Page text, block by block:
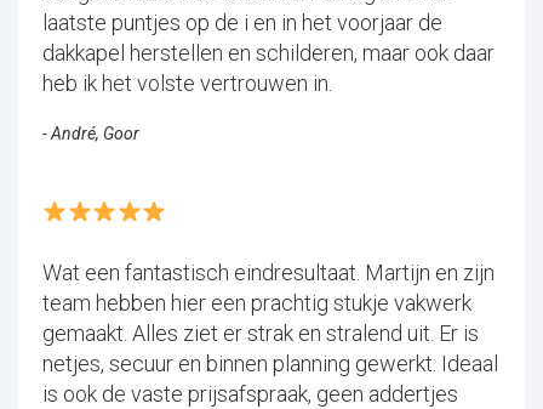
laatste puntjes op de i en in het voorjaar de
dakkapel herstellen en schilderen, maar ook daar
heb ik het volste vertrouwen in.
- André, Goor
Wat een fantastisch eindresultaat. Martijn en zijn
team hebben hier een prachtig stukje vakwerk
gemaakt. Alles ziet er strak en stralend uit. Er is
netjes, secuur en binnen planning gewerkt. Ideaal
is ook de vaste prijsafspraak, geen addertjes